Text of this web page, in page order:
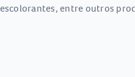
entre outros